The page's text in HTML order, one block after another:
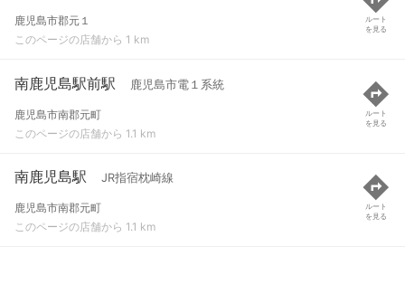
鹿児島市郡元１
このページの店舗から 1 km
ルート
を見る
南鹿児島駅前駅 鹿児島市電１系統
鹿児島市南郡元町
このページの店舗から 1.1 km
ルート
を見る
南鹿児島駅 JR指宿枕崎線
鹿児島市南郡元町
このページの店舗から 1.1 km
ルート
を見る